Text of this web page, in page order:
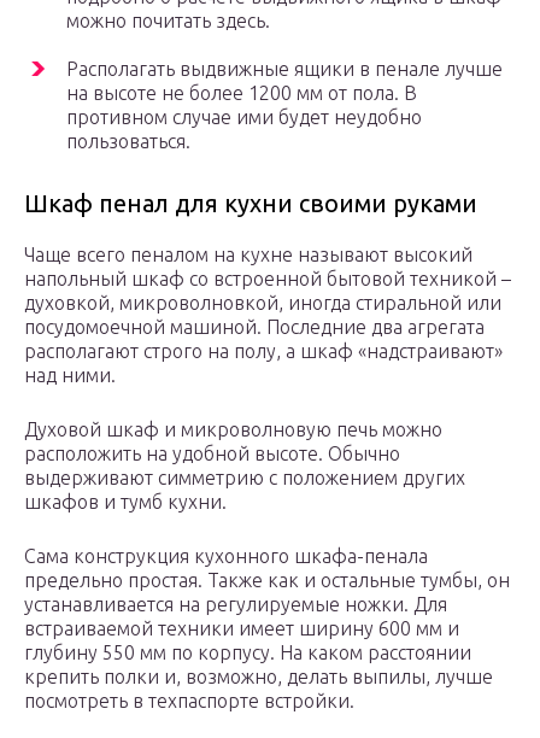
можно почитать здесь.
Располагать выдвижные ящики в пенале лучше
на высоте не более 1200 мм от пола. В
противном случае ими будет неудобно
пользоваться.
Шкаф пенал для кухни своими руками
Чаще всего пеналом на кухне называют высокий
напольный шкаф со встроенной бытовой техникой –
духовкой, микроволновкой, иногда стиральной или
посудомоечной машиной. Последние два агрегата
располагают строго на полу, а шкаф «надстраивают»
над ними.
Духовой шкаф и микроволновую печь можно
расположить на удобной высоте. Обычно
выдерживают симметрию с положением других
шкафов и тумб кухни.
Сама конструкция кухонного шкафа-пенала
предельно простая. Также как и остальные тумбы, он
устанавливается на регулируемые ножки. Для
встраиваемой техники имеет ширину 600 мм и
глубину 550 мм по корпусу. На каком расстоянии
крепить полки и, возможно, делать выпилы, лучше
посмотреть в техпаспорте встройки.